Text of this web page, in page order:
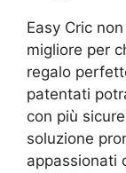
Easy Cric
migliore per
regalo
patentati
con più
soluzione
appassionati